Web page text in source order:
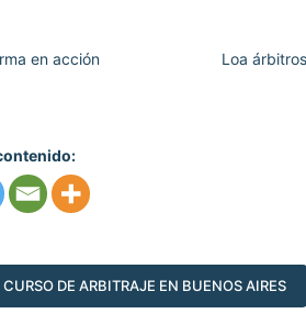
en acción Loa
CURSO DE ARBITRAJE EN BUENOS AIRES